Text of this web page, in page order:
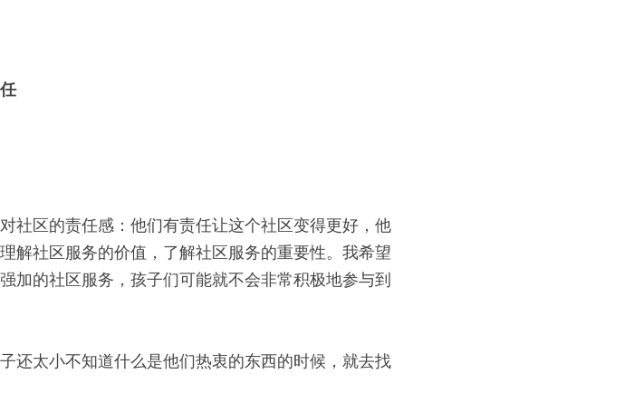
社区的责任感：他们有责任让这个社区变得更好，他
解社区服务的价值，了解社区服务的重要性。我希望
加的社区服务，孩子们可能就不会非常积极地参与到
还太小不知道什么是他们热衷的东西的时候，就去找